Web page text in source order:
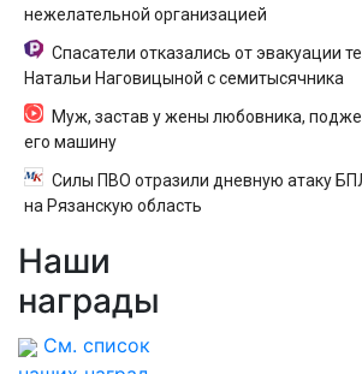
нежелательной организацией
Спасатели отказались от эвакуации
Натальи Наговицыной с семитысячника
Муж, застав у жены любовника,
его машину
Силы ПВО отразили дневную атаку
на Рязанскую область
Наши
награды
См. список